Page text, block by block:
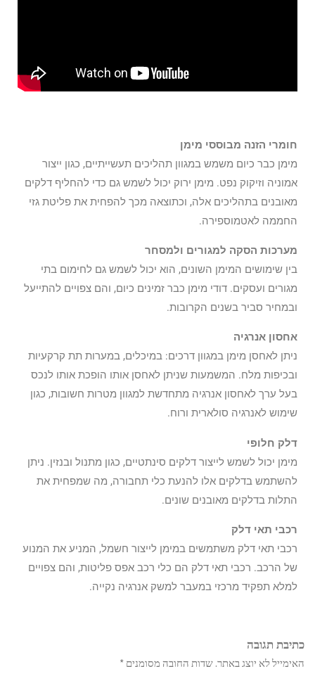
חומרי הזנה מבוססי מימן
מימן כבר כיום משמש במגוון תהליכים תעשייתיים, כגון ייצור
אמוניה וזיקוק נפט. מימן ירוק יכול לשמש גם כדי להחליף דלקים
מאובנים בתהליכים אלה, וכתוצאה מכך להפחית את פליטת גזי
החממה לאטמוספירה.
מערכות הסקה למגורים ולמסחר
בין שימושים המימן השונים, הוא יכול לשמש גם לחימום בתי
מגורים ועסקים. דודי מימן כבר זמינים כיום, והם צפויים להתייעל
ובמחיר סביר בשנים הקרובות.
אחסון אנרגיה
ניתן לאחסן מימן במגוון דרכים: במיכלים, במערות תת קרקעיות
ובכיפות מלח. המשמעות שניתן לאחסן אותו הופכת אותו לנכס
בעל ערך לאחסון אנרגיה מתחדשת למגוון מטרות חשובות, כגון
שימוש לאנרגיה סולארית ורוח.
דלק חלופי
מימן יכול לשמש לייצור דלקים סינתטיים, כגון מתנול ובנזין. ניתן
להשתמש בדלקים אלו להנעת כלי תחבורה, מה שמפחית את
התלות בדלקים מאובנים שונים.
רכבי תאי דלק
רכבי תאי דלק משתמשים במימן לייצור חשמל, המניע את המנוע
של הרכב. רכבי תאי דלק הם כלי רכב אפס פליטות, והם צפויים
למלא תפקיד מרכזי במעבר למשק אנרגיה נקייה.
כתיבת תגובה
האימייל לא יוצג באתר. שדות החובה מסומנים*